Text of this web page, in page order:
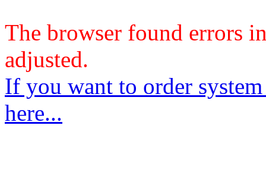
The browser found errors
adjusted.
If you want to order
here...